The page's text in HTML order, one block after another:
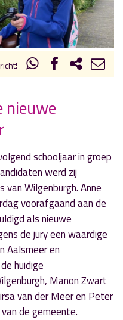
nemen wederom af
officieel gestart
nieuwe
schooljaar in groep
werd zij
van Wilgenburgh. Anne
voorafgaand aan de
als nieuwe
de jury een waardige
Aalsmeer en
huidige
Manon Zwart
van der Meer en Peter
de gemeente.